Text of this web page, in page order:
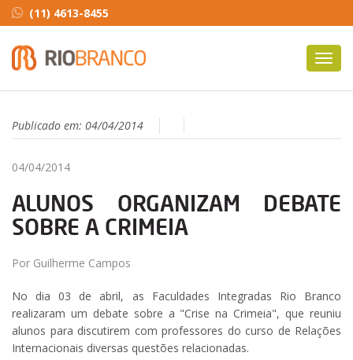
(11) 4613-8455
Publicado em: 04/04/2014
04/04/2014
ALUNOS ORGANIZAM DEBATE
SOBRE A CRIMEIA
Por Guilherme Campos
No dia 03 de abril, as Faculdades Integradas Rio Branco
realizaram um debate sobre a "Crise na Crimeia", que reuniu
alunos para discutirem com professores do curso de Relações
Internacionais diversas questões relacionadas.